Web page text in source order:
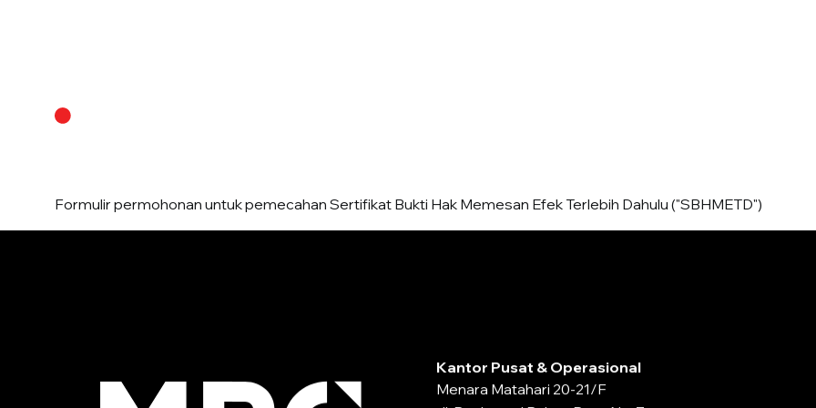
Formulir permohonan untuk pemecahan Sertifikat Bukti Hak Memesan Efek Terlebih Dahulu ("SBHMETD")
Kantor Pusat & Operasional
Menara Matahari 20-21/F